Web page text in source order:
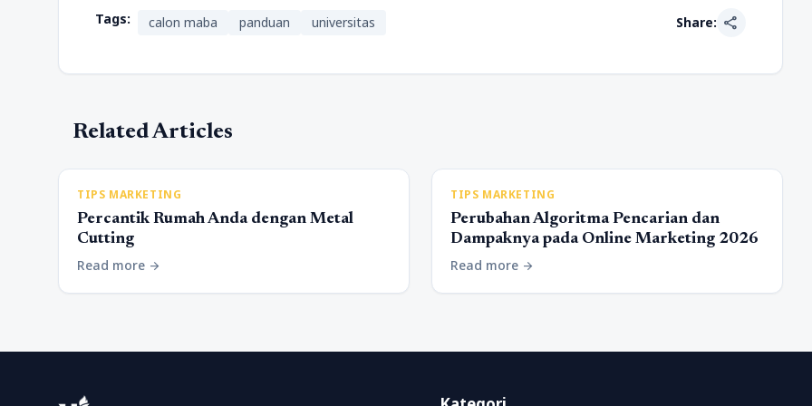
Tags: calon maba panduan universitas Share: share
Related Articles
TIPS MARKETING
Percantik Rumah Anda dengan Metal
Cutting
Read more arrow_forward
TIPS MARKETING
Perubahan Algoritma Pencarian dan
Dampaknya pada Online Marketing 2026
Read more arrow_forward